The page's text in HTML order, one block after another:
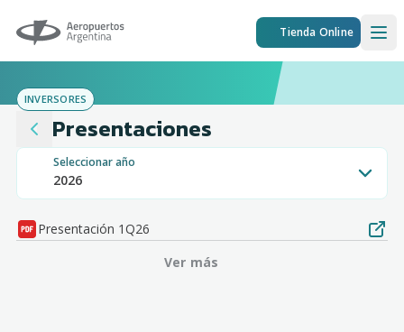
Aeropuertos Argentina Tienda Online
INVERSORES
Presentaciones
Seleccionar año
2026
2026
Presentación 1Q26
Ver más